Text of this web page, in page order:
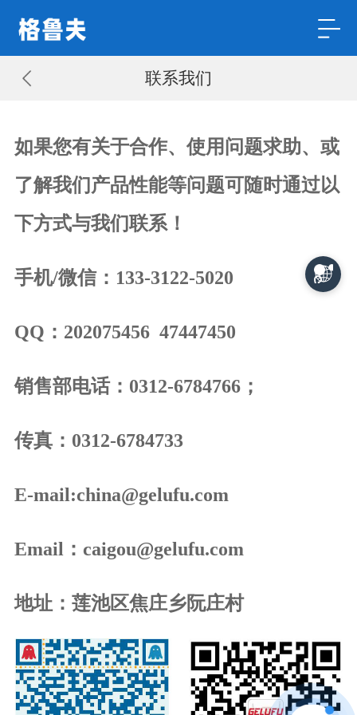
联系我们
如果您有关于合作、使用问题求助、或
了解我们产品性能等问题可随时通过以
下方式与我们联系！
手机/微信：133-3122-5020
QQ：202075456 47447450
销售部电话：0312-6784766；
传真：0312-6784733
E-mail:china@gelufu.com
Email：caigou@gelufu.com
地址：莲池区焦庄乡阮庄村